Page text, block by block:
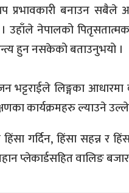
प्रभावकारी बनाउन
उहाँले नेपालको
हुन नसकेको बताउनुभयो ।
भट्टराईले लिङ्गका
कार्यक्रमहरु ल्याउने
गर्दिन, हिंसा सहन्न र
वालिङ बजार